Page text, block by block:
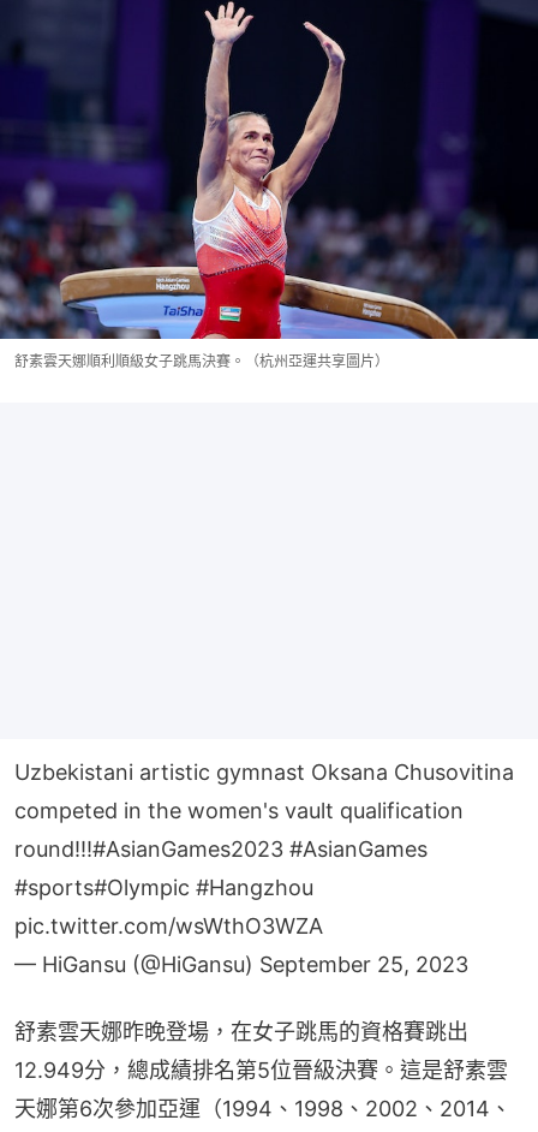
舒素雲天娜順利順級女子跳馬決賽。（杭州亞運共享圖片）
Uzbekistani artistic gymnast Oksana Chusovitina
competed in the women's vault qualification
round!!!#AsianGames2023 #AsianGames
#sports#Olympic #Hangzhou
pic.twitter.com/wsWthO3WZA
— HiGansu (@HiGansu) September 25, 2023
舒素雲天娜昨晚登場，在女子跳馬的資格賽跳出
12.949分，總成績排名第5位晉級決賽。這是舒素雲
天娜第6次參加亞運（1994、1998、2002、2014、